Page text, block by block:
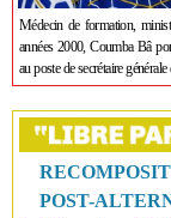
Médecin de formation,
années 2000, Coumba Bâ
au poste de secrétaire
POST-